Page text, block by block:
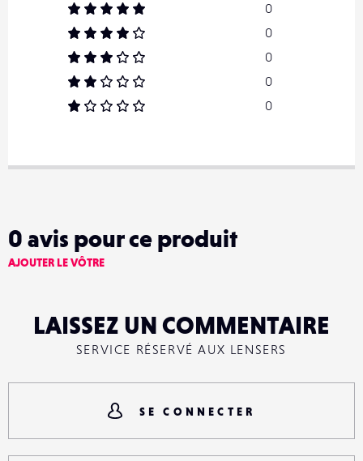
0
0
0
0
0
0 avis pour ce produit
AJOUTER LE VÔTRE
LAISSEZ UN COMMENTAIRE
SERVICE RÉSERVÉ AUX LENSERS
SE CONNECTER